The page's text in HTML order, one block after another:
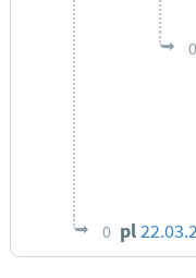
0
0 pl